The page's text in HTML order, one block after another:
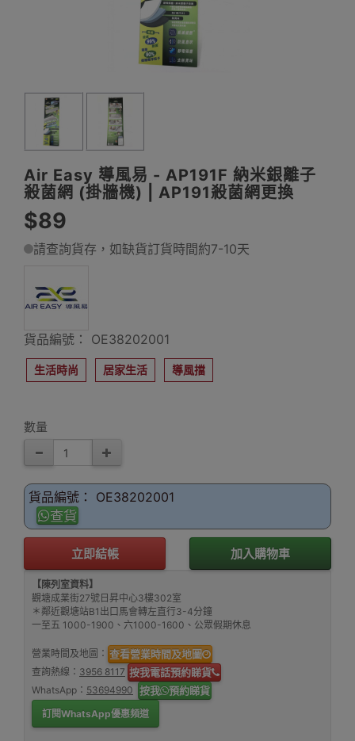
Air Easy 導風易 - AP191F 納米銀離子
殺菌網 (掛牆機) | AP191殺菌網更換
$89
請查詢貨存，如缺貨訂貨時間約7-10天
貨品編號： OE38202001
生活時尚 居家生活 導風擋
數量
貨品編號： OE38202001
查貨
立即結帳 加入購物車
【陳列室資料】
觀塘成業街27號日昇中心3樓302室
＊鄰近觀塘站B1出口馬會轉左直行3-4分鐘
一至五 1000-1900、六1000-1600、公眾假期休息
營業時間及地圖： 查看營業時間及地圖
查詢熱線： 3956 8117 按我電話預約睇貨
WhatsApp： 53694990 按我 預約睇貨
訂閱WhatsApp優惠頻道